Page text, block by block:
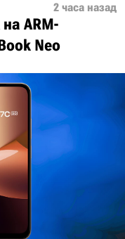
2 часа назад
ARM-
Neo